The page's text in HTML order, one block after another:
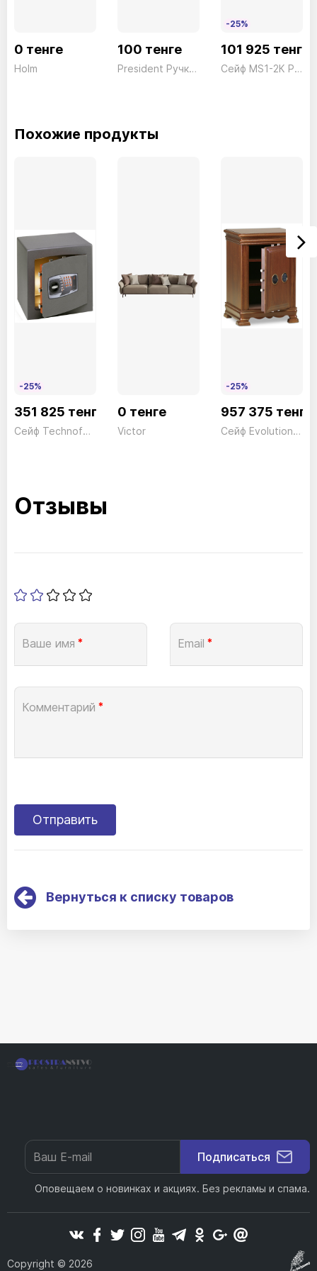
ширина(мм) - 435
глубина(мм) - 150
0 тенге
Holm
100 тенге
President Ручка для сейфа серии SB50
-25%
101 925 тенге
Сейф MS1-2К President ш409*г369*в357 40кг
Похожие продукты
-25%
351 825 тенге
Сейф Technofort Moby Trony DMT/7P Электронный серый Technomax 61кг
0 тенге
Victor
-25%
957 375 тенге
Сейф Evolution ESC/730E Электронный +ключ дерево Technomax 83кг
Отзывы
Ваше имя * Email *
Комментарий *
Вернуться к списку товаров
Подписаться
Оповещаем о новинках и акциях. Без рекламы и спама.
Copyright © 2026